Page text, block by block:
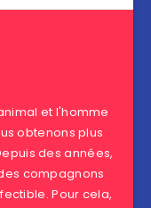
et l'homme
obtenons plus
des années,
compagnons
Pour cela,